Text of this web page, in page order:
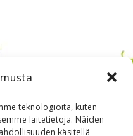
teknologioita, kuten
laitetietoja. Näiden
käsitellä